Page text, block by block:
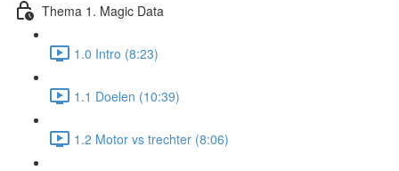
Thema 1. Magic Data
1.0 Intro (8:23)
1.1 Doelen (10:39)
1.2 Motor vs trechter (8:06)